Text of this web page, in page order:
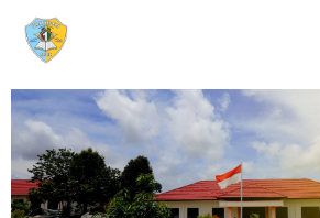
konten